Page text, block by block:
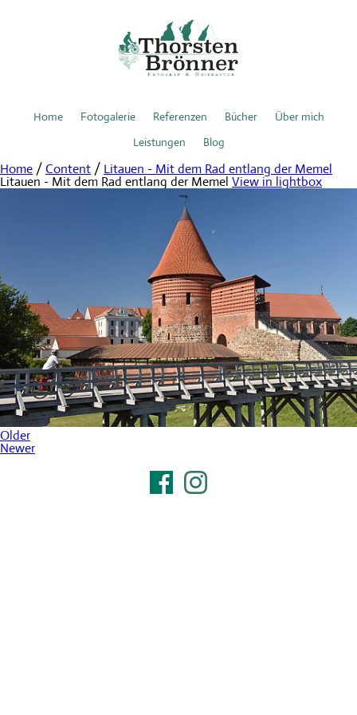
Home Fotogalerie Referenzen Bücher
Über mich
Leistungen
Blog
Home /Content / Litauen - Mit dem Rad entlang der Memel
Litauen - Mit dem Rad entlang der Memel View in lightbox
Older
Newer